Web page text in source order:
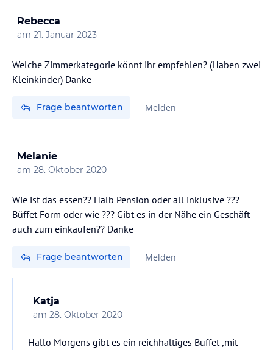
Rebecca
am 21. Januar 2023
Welche Zimmerkategorie könnt ihr empfehlen? (Haben zwei
Kleinkinder) Danke
Frage beantworten Melden
Melanie
am 28. Oktober 2020
Wie ist das essen?? Halb Pension oder all inklusive ???
Büffet Form oder wie ??? Gibt es in der Nähe ein Geschäft
auch zum einkaufen?? Danke
Frage beantworten Melden
Katja
am 28. Oktober 2020
Hallo Morgens gibt es ein reichhaltiges Buffet ,mit